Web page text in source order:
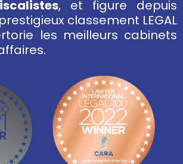
, et figure depuis
classement LEGAL
les meilleurs cabinets